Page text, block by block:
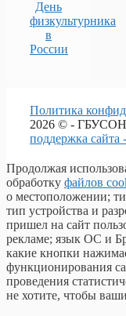
День
физкультурника
в
России
Политика
2026 © -
поддержка сайта
Продолжая
обработку файлов
о местоположении;
тип устройства и
пришел на сайт
рекламе; язык ОС и
какие кнопки
функционирования
проведения
не хотите, чтобы